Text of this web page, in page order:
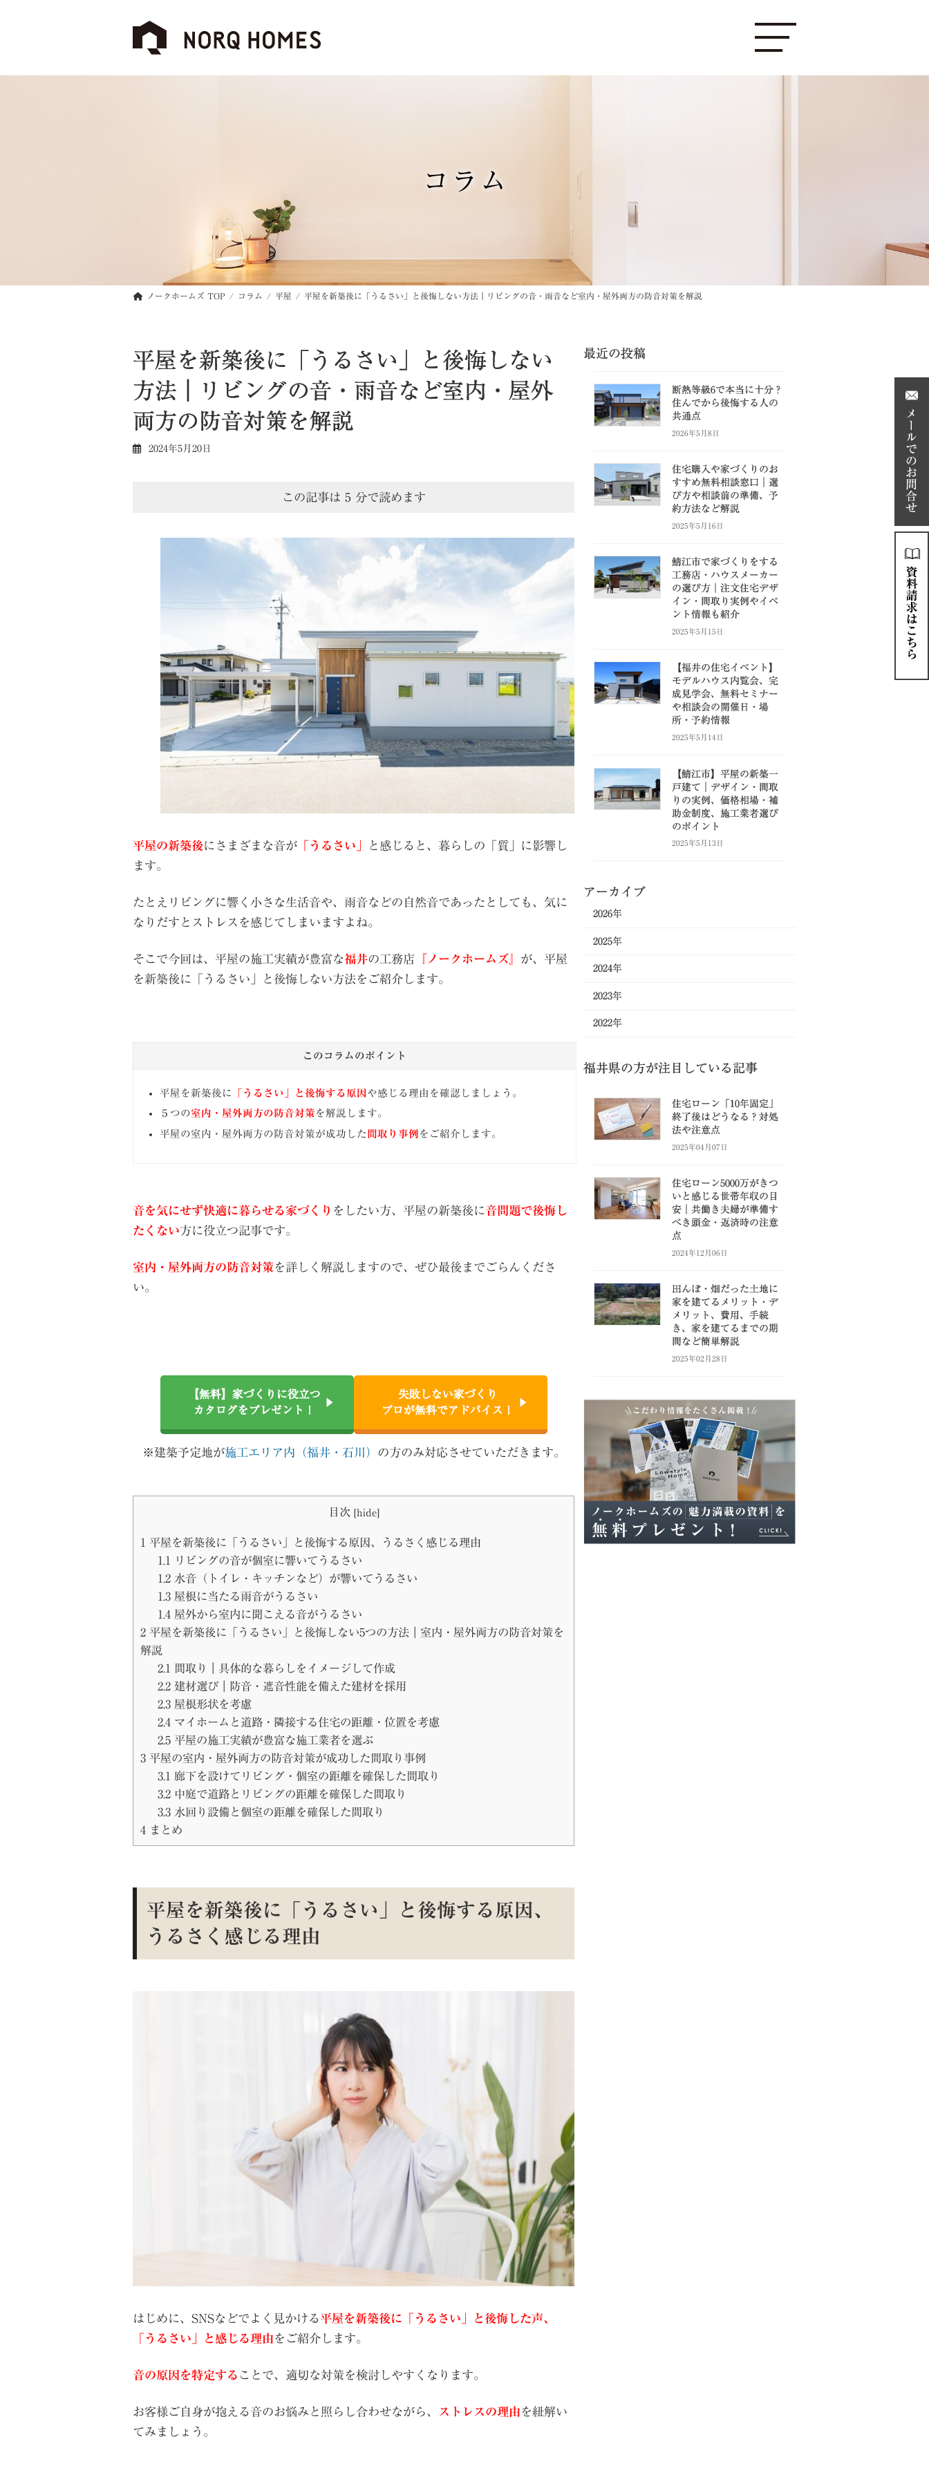
コラム
ノークホームズ TOP コラム 平屋 平屋を新築後に「うるさい」と後悔しない方法｜リビングの音・雨音など室内・屋外両方の防音対策を解説
平屋を新築後に「うるさい」と後悔しない
方法｜リビングの音・雨音など室内・屋外
両方の防音対策を解説
2024年5月20日
この記事は 5 分で読めます
平屋の新築後にさまざまな音が 「うるさい」
と感じると、暮らしの「質」に影響し
ます。
たとえリビングに響く小さな生活音や、雨音などの自然音であったとしても、気に
なりだすとストレスを感じてしまいますよね。
そこで今回は、平屋の施工実績が豊富な福井の工務店 『ノークホームズ』 が、平屋
を新築後に「うるさい」と後悔しない方法をご紹介します。
このコラムのポイント
平屋を新築後に 「うるさい」と後悔する原因や感じる理由を確認しましょう。
５つの室内・屋外両方の防音対策 を解説します。
平屋の室内・屋外両方の防音対策が成功した 間取り事例 をご紹介します。
音を気にせず快適に暮らせる家づくり をしたい方、平屋の新築後に音問題で後悔し
たくない方に役立つ記事です。
室内・屋外両方の防音対策を詳しく解説しますので、ぜひ最後までごらんくださ
い。
【無料】家づくりに役立つ
カタログをプレゼント！
失敗しない家づくり
プロが無料でアドバイス！
※建築予定地が施工エリア内（福井・石川） の方のみ対応させていただきます。
目次 [hide]
1
平屋を新築後に「うるさい」と後悔する原因、うるさく感じる理由
1.1
リビングの音が個室に響いてうるさい
1.2水音（トイレ・キッチンなど）が響いてうるさい
1.3屋根に当たる雨音がうるさい
1.4屋外から室内に聞こえる音がうるさい
2 平屋を新築後に「うるさい」と後悔しない5つの方法｜室内・屋外両方の防音対策を
解説
2.1
間取り｜具体的な暮らしをイメージして作成
2.2建材選び｜防音・遮音性能を備えた建材を採用
2.3屋根形状を考慮
2.4マイホームと道路・隣接する住宅の距離・位置を考慮
2.5平屋の施工実績が豊富な施工業者を選ぶ
3 平屋の室内・屋外両方の防音対策が成功した間取り事例
3.1
廊下を設けてリビング・個室の距離を確保した間取り
3.2中庭で道路とリビングの距離を確保した間取り
3.3水回り設備と個室の距離を確保した間取り
4 まとめ
平屋を新築後に「うるさい」と後悔する原因、
うるさく感じる理由
はじめに、SNSなどでよく見かける 平屋を新築後に「うるさい」と後悔した声、
「うるさい」と感じる理由 をご紹介します。
音の原因を特定する ことで、適切な対策を検討しやすくなります。
お客様ご自身が抱える音のお悩みと照らし合わせながら、 ストレスの理由 を紐解い
てみましょう。
最近の投稿
断熱等級6で本当に十分？
住んでから後悔する人の
共通点
2026年5月8日
住宅購入や家づくりのお
すすめ無料相談窓口｜選
び方や相談前の準備、予
約方法など解説
2025年5月16日
鯖江市で家づくりをする
工務店・ハウスメーカー
の選び方｜注文住宅デザ
イン・間取り実例やイベ
ント情報も紹介
2025年5月15日
【福井の住宅イベント】
モデルハウス内覧会、完
成見学会、無料セミナー
や相談会の開催日・場
所・予約情報
2025年5月14日
【鯖江市】平屋の新築一
戸建て｜デザイン・間取
りの実例、価格相場・補
助金制度、施工業者選び
のポイント
2025年5月13日
アーカイブ
2026年
2025年
2024年
2023年
2022年
福井県の方が注目している記事
住宅ローン「10年固定」
終了後はどうなる？対処
法や注意点
2025年04月07日
住宅ローン5000万がきつ
いと感じる世帯年収の目
安｜共働き夫婦が準備す
べき頭金・返済時の注意
点
2024年12月06日
田んぼ・畑だった土地に
家を建てるメリット・デ
メリット、費用、手続
き、家を建てるまでの期
間など簡単解説
2025年02月28日